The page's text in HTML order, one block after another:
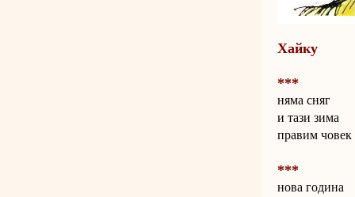
Хайку
***
няма сняг
и тази зима
правим човек
***
нова година